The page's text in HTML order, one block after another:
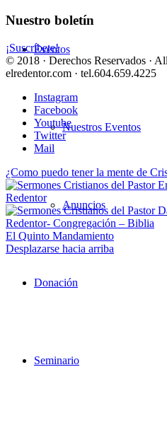
Eventos
Nuestros Eventos
Anuncios
Donación
Seminario
Nuestro boletín
¡Suscríbete!
© 2018 · Derechos Reservados ·
elredentor.com · tel.604.659.4225
Instagram
Facebook
Youtube
Twitter
Mail
¿Como puedo tener la mente de
El Quinto Mandamiento
Desplazarse hacia arriba